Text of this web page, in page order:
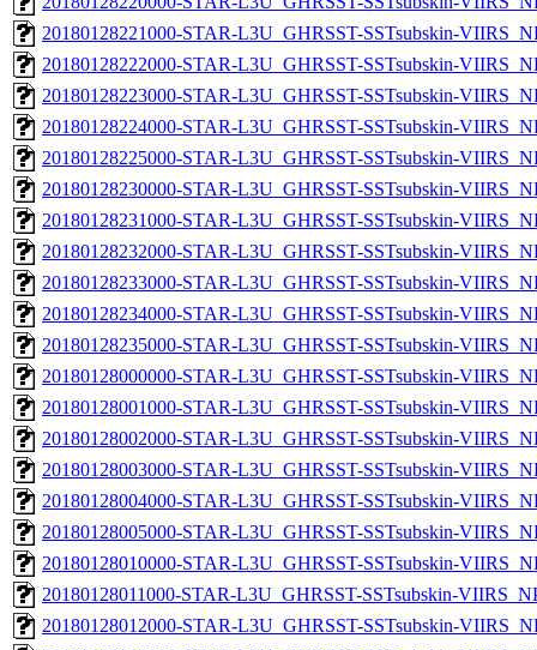
20180128221000-STAR-L3U_GHRSST-SSTsubskin-
20180128222000-STAR-L3U_GHRSST-SSTsubskin-
20180128223000-STAR-L3U_GHRSST-SSTsubskin-
20180128224000-STAR-L3U_GHRSST-SSTsubskin-
20180128225000-STAR-L3U_GHRSST-SSTsubskin-
20180128230000-STAR-L3U_GHRSST-SSTsubskin-
20180128231000-STAR-L3U_GHRSST-SSTsubskin-
20180128232000-STAR-L3U_GHRSST-SSTsubskin-
20180128233000-STAR-L3U_GHRSST-SSTsubskin-
20180128234000-STAR-L3U_GHRSST-SSTsubskin-
20180128235000-STAR-L3U_GHRSST-SSTsubskin-
20180128000000-STAR-L3U_GHRSST-SSTsubskin-
20180128001000-STAR-L3U_GHRSST-SSTsubskin-
20180128002000-STAR-L3U_GHRSST-SSTsubskin-
20180128003000-STAR-L3U_GHRSST-SSTsubskin-
20180128004000-STAR-L3U_GHRSST-SSTsubskin-
20180128005000-STAR-L3U_GHRSST-SSTsubskin-
20180128010000-STAR-L3U_GHRSST-SSTsubskin-
20180128011000-STAR-L3U_GHRSST-SSTsubskin-
20180128012000-STAR-L3U_GHRSST-SSTsubskin-